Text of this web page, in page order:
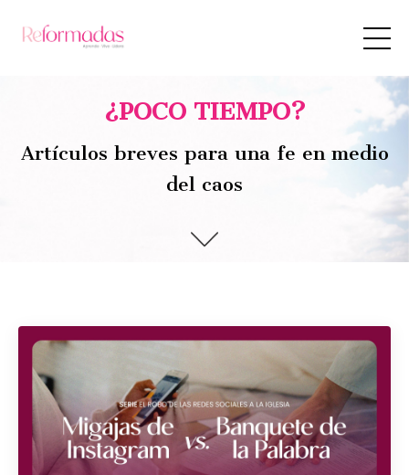
¿POCO TIEMPO?
Artículos breves para una fe en medio
del caos